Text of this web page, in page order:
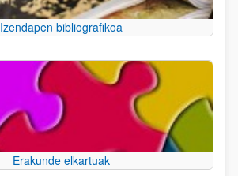
Izendapen bibliografikoa
Erakunde elkartuak